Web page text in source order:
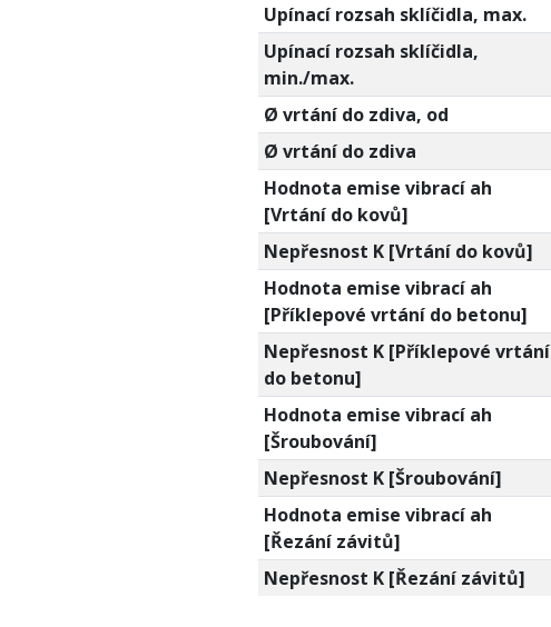
Upínací rozsah sklíčidla, max.
Upínací rozsah sklíčidla,
min./max.
Ø vrtání do zdiva, od
Ø vrtání do zdiva
Hodnota emise vibrací ah
[Vrtání do kovů]
Nepřesnost K [Vrtání do kovů]
Hodnota emise vibrací ah
[Příklepové vrtání do betonu]
Nepřesnost K [Příklepové vrtání
do betonu]
Hodnota emise vibrací ah
[Šroubování]
Nepřesnost K [Šroubování]
Hodnota emise vibrací ah
[Řezání závitů]
Nepřesnost K [Řezání závitů]